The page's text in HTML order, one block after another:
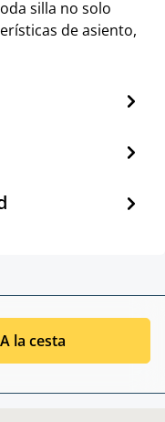
silla no solo
de asiento,
A la cesta